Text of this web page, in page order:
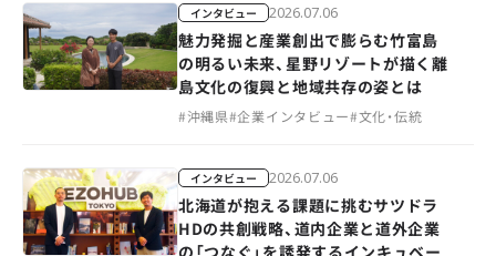
インタビュー 2026.07.06
魅力発掘と産業創出で膨らむ竹富島
の明るい未来、星野リゾートが描く離
島文化の復興と地域共存の姿とは
#沖縄県#企業インタビュー#文化・伝統
インタビュー 2026.07.06
北海道が抱える課題に挑むサツドラ
HDの共創戦略、道内企業と道外企業
の「つなぐ」を誘発するインキュベー